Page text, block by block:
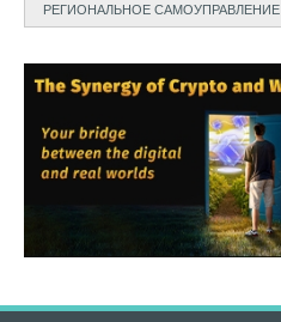
РЕГИОНАЛЬНОЕ САМОУПРАВЛЕНИЕ